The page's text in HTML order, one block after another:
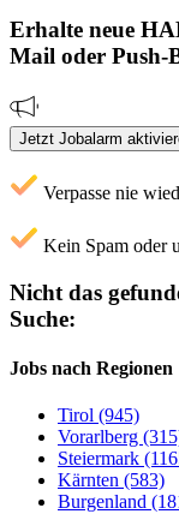
Erhalte neue
Mail oder Push-
Jetzt Jobalarm
Verpasse nie
Kein Spam oder
Nicht das
Suche:
Jobs nach Regionen
Tirol (945)
Vorarlberg
Steiermark
Kärnten (583)
Burgenland